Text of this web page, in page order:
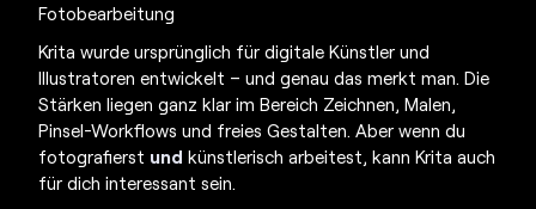
Fotobearbeitung
Krita wurde ursprünglich für digitale Künstler und
Illustratoren entwickelt – und genau das merkt man. Die
Stärken liegen ganz klar im Bereich Zeichnen, Malen,
Pinsel-Workflows und freies Gestalten. Aber wenn du
fotografierst und künstlerisch arbeitest, kann Krita auch
für dich interessant sein.